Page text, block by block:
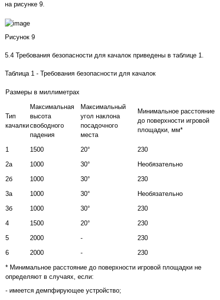
на рисунке 9.
Рисунок 9
5.4 Требования безопасности для качалок приведены в таблице 1
Таблица 1 - Требования безопасности для качалок
Размеры в миллиметрах
Тип
качалки
Максимальная
высота
свободного
падения
Максимальный
угол наклона
посадочного
места
Минимальное расстояние
до поверхности игровой
площадки, мм*
1 1500 20°
230
2а
1000 30°
Необязательно
2б
1000 30°
230
3а
1000 30°
Необязательно
3б
1000 30°
230
4
1500 20°
230
5
2000 -
230
6
2000 -
230
* Минимальное расстояние до поверхности игровой площадки не
определяют в случаях, если:
- имеется демпфирующее устройство;